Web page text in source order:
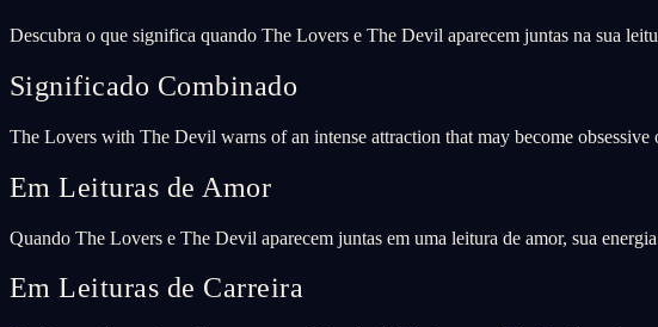
Descubra o que significa quando The Lovers e The Devil aparecem juntas na sua
Significado Combinado
The Lovers with The Devil warns of an intense attraction that may become
Em Leituras de Amor
Quando The Lovers e The Devil aparecem juntas em uma leitura de amor, sua
Em Leituras de Carreira